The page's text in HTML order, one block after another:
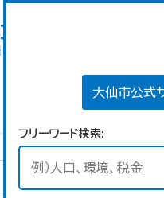
大仙市公式
フリーワード検索